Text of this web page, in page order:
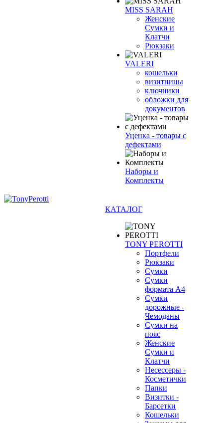
MISS SARAH
Женские
Сумки и
Клатчи
Рюкзаки
VALERI
кошельки
визитницы
ключники
обложки для
документов
Уценка - товары с
дефектами
Наборы и
Комплекты
КАТАЛОГ
TONY PEROTTI
Портфели
Рюкзаки
Сумки
Сумки
формата А4
Сумки
дорожные -
Чемоданы
Сумки на
пояс
Женские
Сумки и
Клатчи
Несессеры -
Косметички
Папки
Визитки -
Барсетки
Кошельки